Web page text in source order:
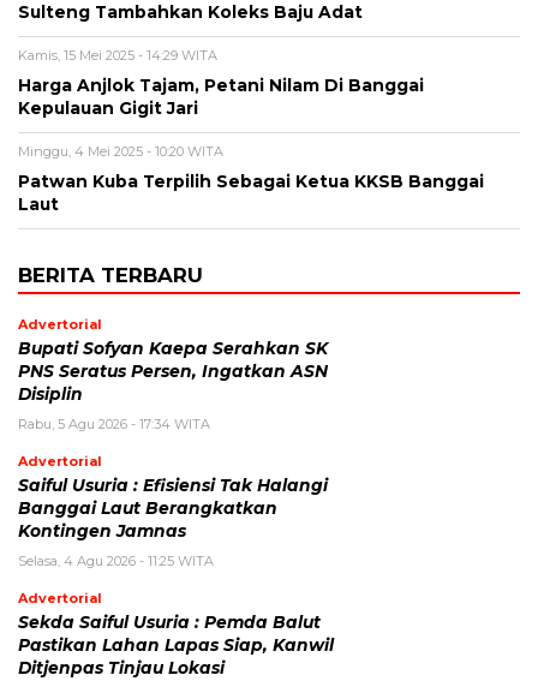
Sulteng Tambahkan Koleks Baju Adat
Kamis, 15 Mei 2025 - 14:29 WITA
Harga Anjlok Tajam, Petani Nilam Di Banggai
Kepulauan Gigit Jari
Minggu, 4 Mei 2025 - 10:20 WITA
Patwan Kuba Terpilih Sebagai Ketua KKSB Banggai
Laut
BERITA TERBARU
Advertorial
Bupati Sofyan Kaepa Serahkan SK
PNS Seratus Persen, Ingatkan ASN
Disiplin
Rabu, 5 Agu 2026 - 17:34 WITA
Advertorial
Saiful Usuria : Efisiensi Tak Halangi
Banggai Laut Berangkatkan
Kontingen Jamnas
Selasa, 4 Agu 2026 - 11:25 WITA
Advertorial
Sekda Saiful Usuria : Pemda Balut
Pastikan Lahan Lapas Siap, Kanwil
Ditjenpas Tinjau Lokasi